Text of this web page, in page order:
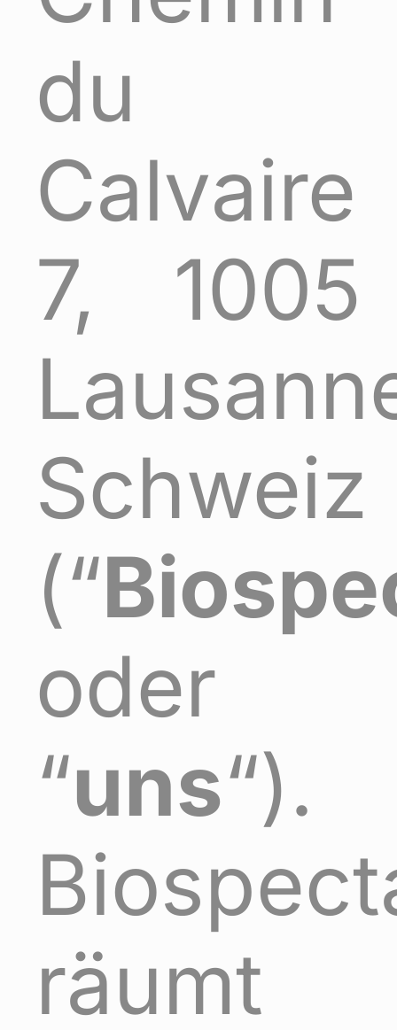
du
Calvaire
7, 1005
Schweiz
(“
oder
“uns“).
räumt